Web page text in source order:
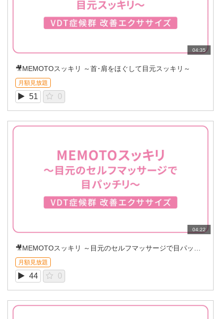
04:35
🎥MEMOTOスッキリ ～首･肩をほぐして目元スッキリ～
月額見放題
51 0
04:22
月額見放題
44 0